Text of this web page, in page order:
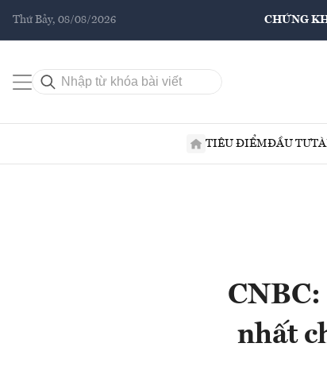
Thứ Bảy, 08/08/2026 CHỨNG
TIÊU ĐIỂMĐẦU TƯ
nhất